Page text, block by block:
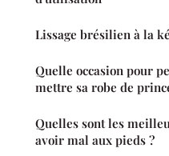
Lissage brésilien à la
Quelle occasion pour
mettre sa robe de
Quelles sont les
avoir mal aux pieds ?